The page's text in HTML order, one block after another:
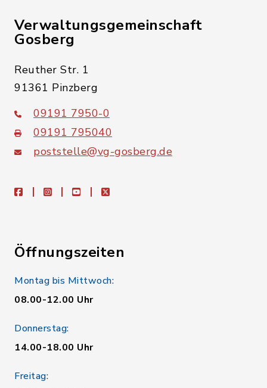
Verwaltungsgemeinschaft
Gosberg
Reuther Str. 1
91361 Pinzberg
09191 7950-0
09191 795040
poststelle@vg-gosberg.de
facebookinstagramyoutubeX
Öffnungszeiten
Montag bis Mittwoch:
08.00-12.00 Uhr
Donnerstag:
14.00-18.00 Uhr
Freitag: